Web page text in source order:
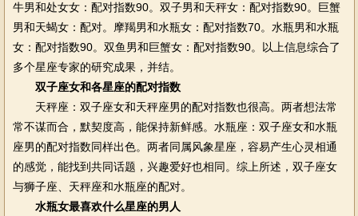
牛男和处女女：配对指数90。双子男和天秤女：配对指数90。巨蟹
男和天蝎女：配对。摩羯男和水瓶女：配对指数70。水瓶男和水瓶
女：配对指数90。双鱼男和巨蟹女：配对指数90。以上信息综合了
多个星座专家的研究成果，并结。
双子座女和各星座的配对指数
天秤座：双子座女和天秤座男的配对指数也很高。两者想法常
常不谋而合，默契度高，能保持新鲜感。水瓶座：双子座女和水瓶
座男的配对指数同样出色。两者同属风象星座，容易产生心灵相通
的感觉，能找到共同话题，兴趣爱好也相同。综上所述，双子座女
与狮子座、天秤座和水瓶座的配对。
水瓶女最喜欢什么星座的男人